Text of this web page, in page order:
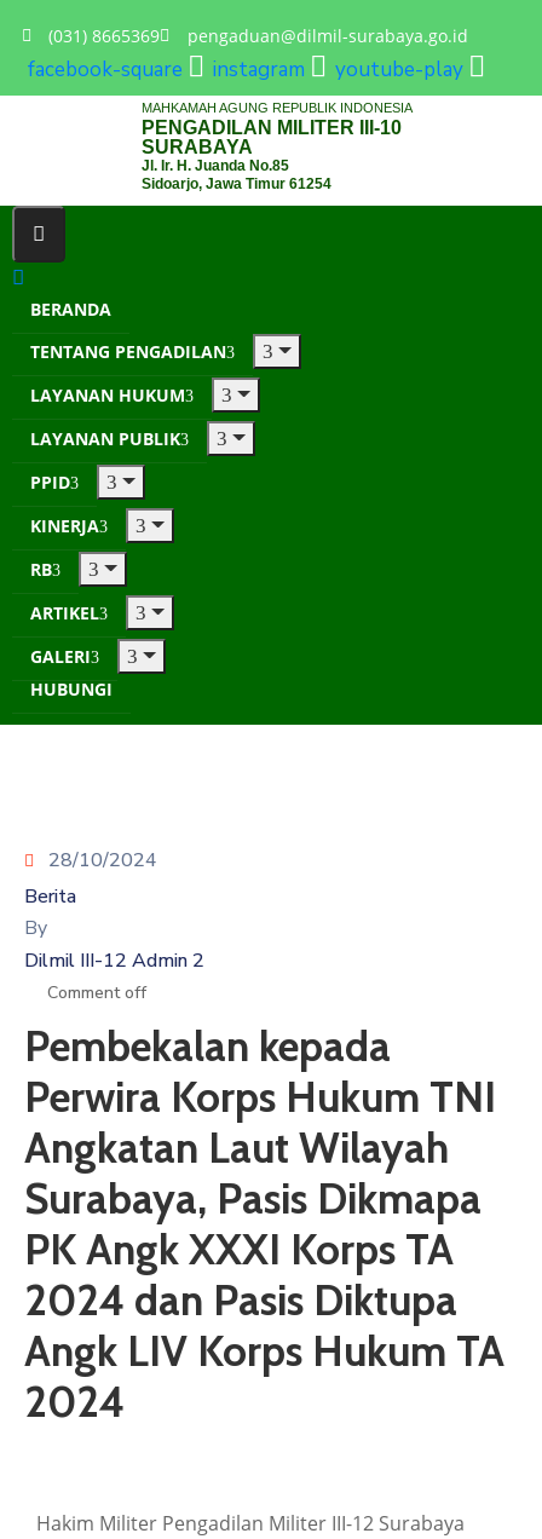
(031) 8665369 pengaduan@dilmil-surabaya.go.id
facebook-square instagram youtube-play
MAHKAMAH AGUNG REPUBLIK INDONESIA
PENGADILAN MILITER III-10
SURABAYA
Jl. Ir. H. Juanda No.85
Sidoarjo, Jawa Timur 61254
BERANDA
TENTANG PENGADILAN
LAYANAN HUKUM
LAYANAN PUBLIK
PPID
KINERJA
RB
ARTIKEL
GALERI
HUBUNGI
28/10/2024
Berita
By
Dilmil III-12 Admin 2
Comment off
Pembekalan kepada
Perwira Korps Hukum TNI
Angkatan Laut Wilayah
Surabaya, Pasis Dikmapa
PK Angk XXXI Korps TA
2024 dan Pasis Diktupa
Angk LIV Korps Hukum TA
2024
Hakim Militer Pengadilan Militer III-12 Surabaya